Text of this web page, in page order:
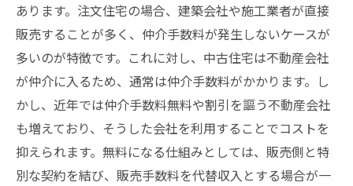
あります。注文住宅の場合、建築会社や施工業者が直接
販売することが多く、仲介手数料が発生しないケースが
多いのが特徴です。これに対し、中古住宅は不動産会社
が仲介に入るため、通常は仲介手数料がかかります。し
かし、近年では仲介手数料無料や割引を謳う不動産会社
も増えており、そうした会社を利用することでコストを
抑えられます。無料になる仕組みとしては、販売側と特
別な契約を結び、販売手数料を代替収入とする場合が一